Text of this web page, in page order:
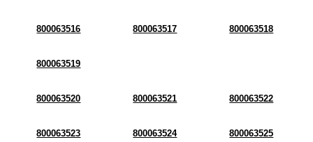
800063516 800063517 800063518
800063519
800063520 800063521 800063522
800063523 800063524 800063525